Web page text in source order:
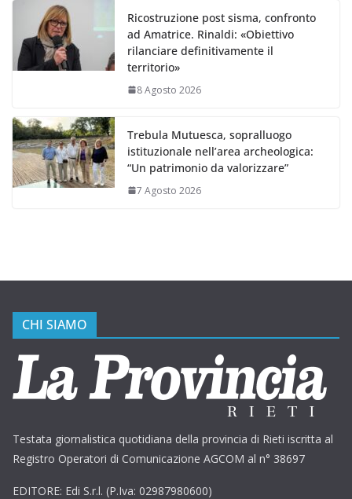
Ricostruzione post sisma, confronto
ad Amatrice. Rinaldi: «Obiettivo
rilanciare definitivamente il
territorio»
8 Agosto 2026
Trebula Mutuesca, sopralluogo
istituzionale nell’area archeologica:
“Un patrimonio da valorizzare”
7 Agosto 2026
CHI SIAMO
Testata giornalistica quotidiana della provincia di Rieti iscritta al
Registro Operatori di Comunicazione AGCOM al n° 38697
EDITORE: Edi S.r.l. (P.Iva: 02987980600)